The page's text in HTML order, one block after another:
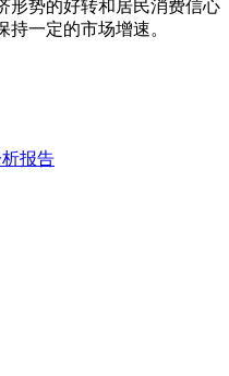
形势的好转和居民消费信心
一定的市场增速。
报告